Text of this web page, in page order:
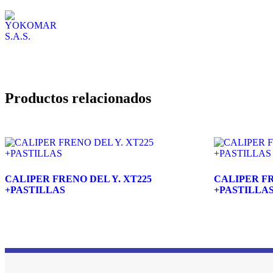
Productos relacionados
CALIPER FRENO DEL Y. XT225
+PASTILLAS
CALIPER